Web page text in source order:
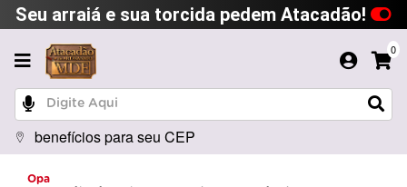
Seu arraiá e sua torcida pedem Atacadão!
0
benefícios para seu CEP
Opa